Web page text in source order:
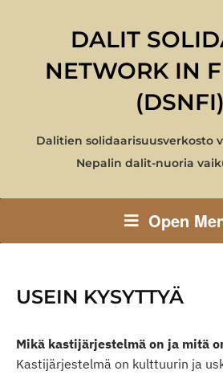
DALIT
NETWORK IN
(DSNFI)
Dalitien solidaarisuusverkosto
Nepalin dalit-nuoria
Open
USEIN KYSYTTYÄ
Mikä kastijärjestelmä on ja mitä
Kastijärjestelmä on kulttuurin ja